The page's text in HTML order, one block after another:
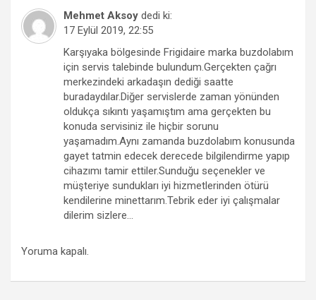
Mehmet Aksoy dedi ki:
17 Eylül 2019, 22:55
Karşıyaka bölgesinde Frigidaire marka buzdolabım
için servis talebinde bulundum.Gerçekten çağrı
merkezindeki arkadaşın dediği saatte
buradaydılar.Diğer servislerde zaman yönünden
oldukça sıkıntı yaşamıştım ama gerçekten bu
konuda servisiniz ile hiçbir sorunu
yaşamadım.Aynı zamanda buzdolabım konusunda
gayet tatmin edecek derecede bilgilendirme yapıp
cihazımı tamir ettiler.Sunduğu seçenekler ve
müşteriye sundukları iyi hizmetlerinden ötürü
kendilerine minettarım.Tebrik eder iyi çalışmalar
dilerim sizlere…
Yoruma kapalı.